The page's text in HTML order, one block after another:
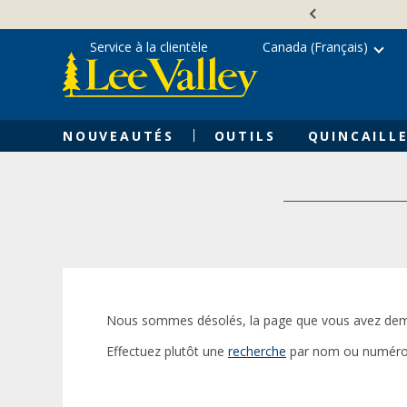
content
NOUVEAUTÉS OUTILS
Service à la clientèle Canada (Français)
Nous sommes désolés, la page que vous avez
Effectuez plutôt une recherche par nom ou